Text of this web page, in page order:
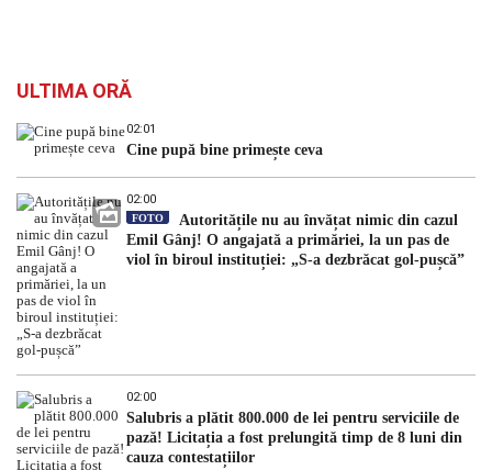
ULTIMA ORĂ
02:01
Cine pupă bine primește ceva
02:00
FOTO
Autoritățile nu au învățat nimic din cazul
Emil Gânj! O angajată a primăriei, la un pas de
viol în biroul instituției: „S-a dezbrăcat gol-pușcă”
02:00
Salubris a plătit 800.000 de lei pentru serviciile de
pază! Licitația a fost prelungită timp de 8 luni din
cauza contestațiilor